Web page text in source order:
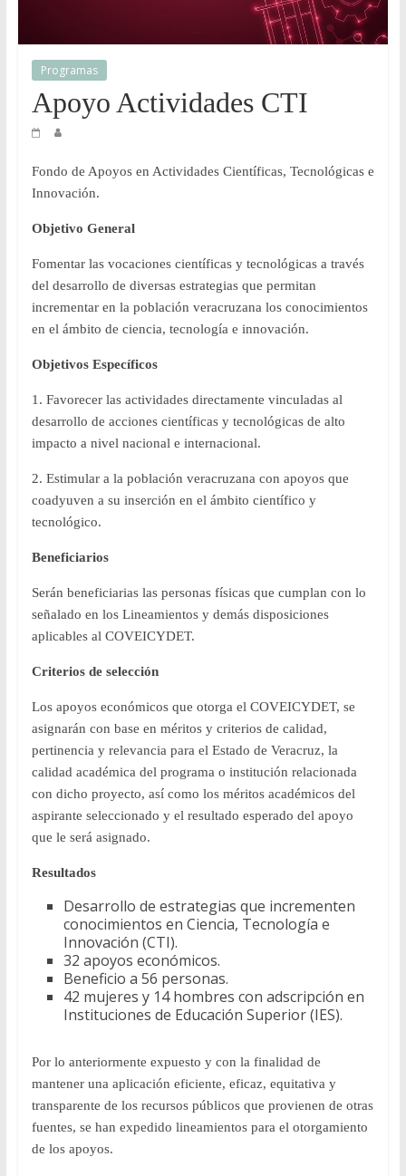
Desarrollo
Tecnológico
Programas
Apoyo Actividades CTI
Fondo de Apoyos en Actividades Científicas, Tecnológicas e
Innovación.
Objetivo General
Fomentar las vocaciones científicas y tecnológicas a través
del desarrollo de diversas estrategias que permitan
incrementar en la población veracruzana los conocimientos
en el ámbito de ciencia, tecnología e innovación.
Objetivos Específicos
1. Favorecer las actividades directamente vinculadas al
desarrollo de acciones científicas y tecnológicas de alto
impacto a nivel nacional e internacional.
2. Estimular a la población veracruzana con apoyos que
coadyuven a su inserción en el ámbito científico y
tecnológico.
Beneficiarios
Serán beneficiarias las personas físicas que cumplan con lo
señalado en los Lineamientos y demás disposiciones
aplicables al COVEICYDET.
Criterios de selección
Los apoyos económicos que otorga el COVEICYDET, se
asignarán con base en méritos y criterios de calidad,
pertinencia y relevancia para el Estado de Veracruz, la
calidad académica del programa o institución relacionada
con dicho proyecto, así como los méritos académicos del
aspirante seleccionado y el resultado esperado del apoyo
que le será asignado.
Resultados
Desarrollo de estrategias que incrementen
conocimientos en Ciencia, Tecnología e
Innovación (CTI).
32 apoyos económicos.
Beneficio a 56 personas.
42 mujeres y 14 hombres con adscripción en
Instituciones de Educación Superior (IES).
Por lo anteriormente expuesto y con la finalidad de
mantener una aplicación eficiente, eficaz, equitativa y
transparente de los recursos públicos que provienen de otras
fuentes, se han expedido lineamientos para el otorgamiento
de los apoyos.